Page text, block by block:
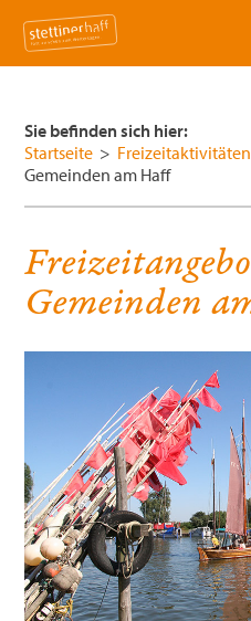
Aktivitäten
Badespaß am Haff
Bootsausflüge
Haff, Dünen und mehr
Naturpark entdecken
Buchbare
Campen am Stettiner Haff
Strandkorb mieten
Städte & Dörfer
Seebad Ueckermünde
Altwarp
Pasewalk
Mönkebude
Riether Winkel
Strasburg
Hotels & Pensionen
Veranstaltungen
Über uns
Vorstand
Messen
Mitgliederversammlungen
Tourist-Informationen
Infobroschüren
Datenschutz
Freizeitaktivitäten
Ueckermünde
Torgelow
Sie befinden sich hier:
Startseite > Freizeitaktivitäten
Gemeinden am Haff
Gemeinden